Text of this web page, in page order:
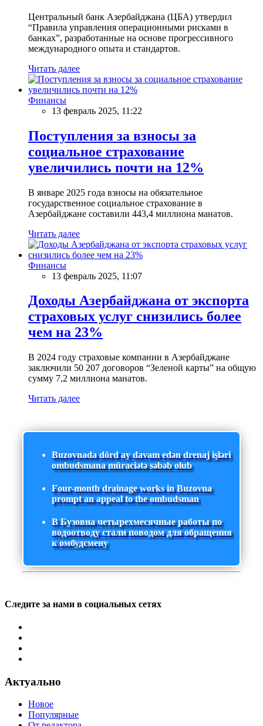
Центральный банк Азербайджана (ЦБА) утвердил
“Правила управления операционными рисками в
банках”, разработанные на основе прогрессивного
международного опыта и стандартов.
Читать далее
Финансы
13 февраль 2025, 11:22
Поступления за взносы за
социальное страхование
увеличились почти на 12%
В январе 2025 года взносы на обязательное
государственное социальное страхование в
Азербайджане составили 443,4 миллиона манатов.
Читать далее
Финансы
13 февраль 2025, 11:07
Доходы Азербайджана от экспорта
страховых услуг снизились более
чем на 23%
В 2024 году страховые компании в Азербайджане
заключили 50 207 договоров “Зеленой карты” на общую
сумму 7,2 миллиона манатов.
Читать далее
Buzovnada dörd ay davam edən drenaj işləri
ombudsmana müraciətə səbəb olub
Four-month drainage works in Buzovna
prompt an appeal to the ombudsman
В Бузовна четырехмесячные работы по
водоотводу стали поводом для обращения
к омбудсмену
Следите за нами в социальных сетях
Актуально
Новое
Популярные